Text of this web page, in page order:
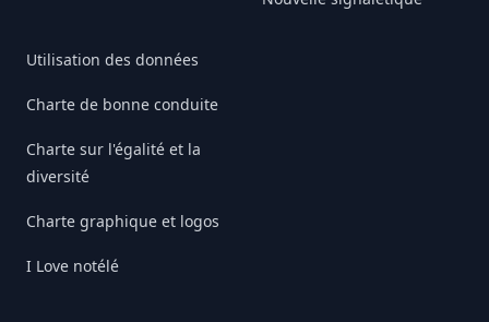
Utilisation des données
Charte de bonne conduite
Charte sur l'égalité et la
diversité
Charte graphique et logos
I Love notélé